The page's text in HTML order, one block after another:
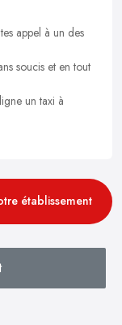
appel à un des
soucis et en tout
un taxi à
établissement